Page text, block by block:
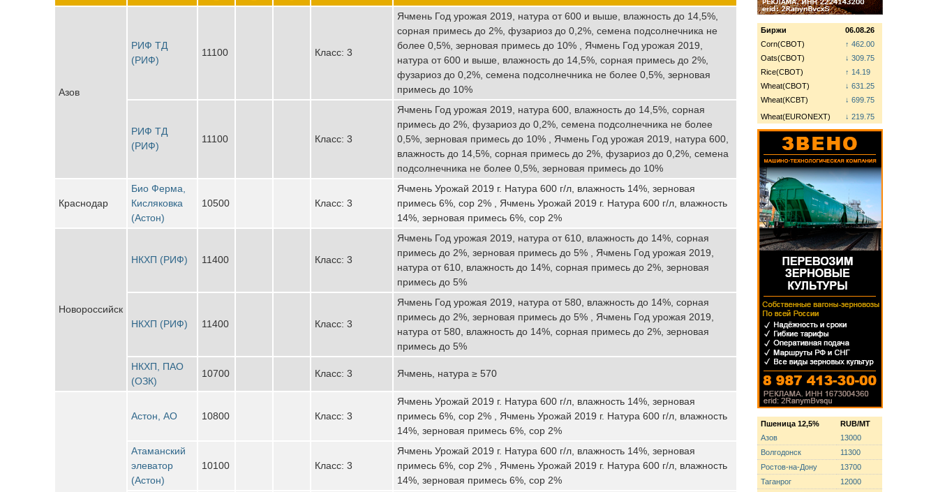
Азов
РИФ ТД
(РИФ)
11100 Класс: 3
Ячмень Год урожая 2019, натура от 600 и выше, влажность до 14,5%,
сорная примесь до 2%, фузариоз до 0,2%, семена подсолнечника не
более 0,5%, зерновая примесь до 10% , Ячмень Год урожая 2019,
натура от 600 и выше, влажность до 14,5%, сорная примесь до 2%,
фузариоз до 0,2%, семена подсолнечника не более 0,5%, зерновая
примесь до 10%
РИФ ТД
(РИФ)
11100 Класс: 3
Ячмень Год урожая 2019, натура 600, влажность до 14,5%, сорная
примесь до 2%, фузариоз до 0,2%, семена подсолнечника не более
0,5%, зерновая примесь до 10% , Ячмень Год урожая 2019, натура 600,
влажность до 14,5%, сорная примесь до 2%, фузариоз до 0,2%, семена
подсолнечника не более 0,5%, зерновая примесь до 10%
Краснодар
Био Ферма,
Кисляковка
(Астон)
10500 Класс: 3
Ячмень Урожай 2019 г. Натура 600 г/л, влажность 14%, зерновая
примесь 6%, сор 2% , Ячмень Урожай 2019 г. Натура 600 г/л, влажность
14%, зерновая примесь 6%, сор 2%
Новороссийск
НКХП (РИФ) 11400 Класс: 3
Ячмень Год урожая 2019, натура от 610, влажность до 14%, сорная
примесь до 2%, зерновая примесь до 5% , Ячмень Год урожая 2019,
натура от 610, влажность до 14%, сорная примесь до 2%, зерновая
примесь до 5%
НКХП (РИФ) 11400 Класс: 3
Ячмень Год урожая 2019, натура от 580, влажность до 14%, сорная
примесь до 2%, зерновая примесь до 5% , Ячмень Год урожая 2019,
натура от 580, влажность до 14%, сорная примесь до 2%, зерновая
примесь до 5%
НКХП, ПАО
(ОЗК)
10700 Класс: 3 Ячмень, натура ≥ 570
Астон, АО 10800 Класс: 3
Ячмень Урожай 2019 г. Натура 600 г/л, влажность 14%, зерновая
примесь 6%, сор 2% , Ячмень Урожай 2019 г. Натура 600 г/л, влажность
14%, зерновая примесь 6%, сор 2%
Атаманский
элеватор
(Астон)
10100 Класс: 3
Ячмень Урожай 2019 г. Натура 600 г/л, влажность 14%, зерновая
примесь 6%, сор 2% , Ячмень Урожай 2019 г. Натура 600 г/л, влажность
14%, зерновая примесь 6%, сор 2%
Биржи
06.08.26
Corn(CBOT)
↑ 462.00
Oats(CBOT)
↓ 309.75
Rice(CBOT)
↑ 14.19
Wheat(CBOT)
↓ 631.25
Wheat(KCBT)
↓ 699.75
Wheat(EURONEXT)
↓ 219.75
Пшеница 12,5%
RUB/MT
Азов
13000
Волгодонск
11300
Ростов-на-Дону
13700
Таганрог
12000